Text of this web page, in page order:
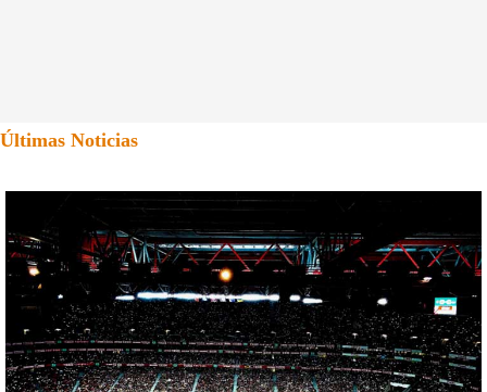
Últimas Noticias